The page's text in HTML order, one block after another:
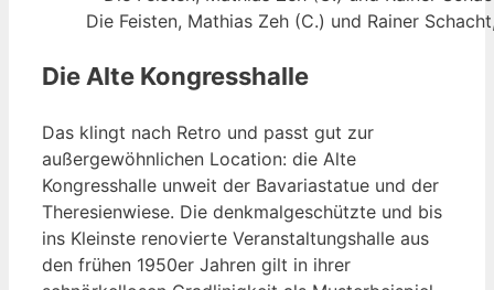
Die Feisten, Mathias Zeh (C.) und Rainer
Die Alte Kongresshalle
Das klingt nach Retro und passt gut zur
außergewöhnlichen Location: die Alte
Kongresshalle unweit der Bavariastatue und der
Theresienwiese. Die denkmalgeschützte und bis
ins Kleinste renovierte Veranstaltungshalle aus
den frühen 1950er Jahren gilt in ihrer